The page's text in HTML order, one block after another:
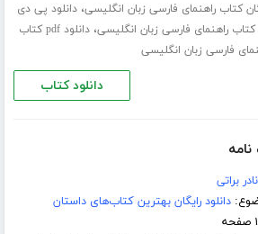
کتاب راهنمای فارسی زبان انگلیسی،دانلود پی دی
راهنمای فارسی زبان انگلیسی،
دانلود pdf کتاب
فارسی زبان انگلیسی
دانلود کتاب
نادر براتی
دانلود رایگان بهترین کتاب‌های داستان